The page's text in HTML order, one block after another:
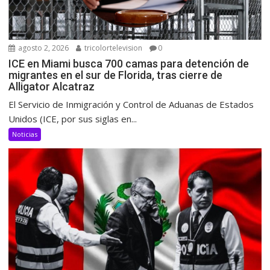
agosto 2, 2026 tricolortelevision 0
ICE en Miami busca 700 camas para detención de
migrantes en el sur de Florida, tras cierre de
Alligator Alcatraz
El Servicio de Inmigración y Control de Aduanas de Estados
Unidos (ICE, por sus siglas en...
Noticias